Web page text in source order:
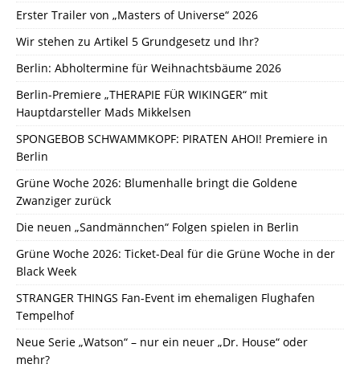
Erster Trailer von „Masters of Universe“ 2026
Wir stehen zu Artikel 5 Grundgesetz und Ihr?
Berlin: Abholtermine für Weihnachtsbäume 2026
Berlin-Premiere „THERAPIE FÜR WIKINGER“ mit
Hauptdarsteller Mads Mikkelsen
SPONGEBOB SCHWAMMKOPF: PIRATEN AHOI! Premiere in
Berlin
Grüne Woche 2026: Blumenhalle bringt die Goldene
Zwanziger zurück
Die neuen „Sandmännchen“ Folgen spielen in Berlin
Grüne Woche 2026: Ticket-Deal für die Grüne Woche in der
Black Week
STRANGER THINGS Fan-Event im ehemaligen Flughafen
Tempelhof
Neue Serie „Watson“ – nur ein neuer „Dr. House“ oder
mehr?